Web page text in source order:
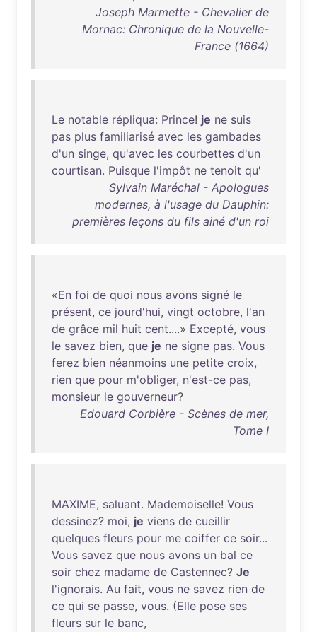
Joseph Marmette - Chevalier de
Mornac: Chronique de la Nouvelle-
France (1664)
Le notable répliqua: Prince! je ne suis
pas plus familiarisé avec les gambades
d'un singe, qu'avec les courbettes d'un
courtisan. Puisque l'impôt ne tenoit qu'
Sylvain Maréchal - Apologues
modernes, à l'usage du Dauphin:
premières leçons du fils ainé d'un roi
«En foi de quoi nous avons signé le
présent, ce jourd'hui, vingt octobre, l'an
de grâce mil huit cent....» Excepté, vous
le savez bien, que je ne signe pas. Vous
ferez bien néanmoins une petite croix,
rien que pour m'obliger, n'est-ce pas,
monsieur le gouverneur?
Edouard Corbière - Scènes de mer,
Tome I
MAXIME, saluant. Mademoiselle! Vous
dessinez? moi, je viens de cueillir
quelques fleurs pour me coiffer ce soir...
Vous savez que nous avons un bal ce
soir chez madame de Castennec? Je
l'ignorais. Au fait, vous ne savez rien de
ce qui se passe, vous. (Elle pose ses
fleurs sur le banc,